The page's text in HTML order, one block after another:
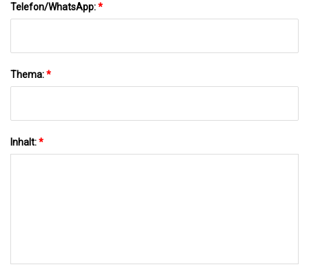
Telefon/WhatsApp:*
Thema:*
Inhalt:*